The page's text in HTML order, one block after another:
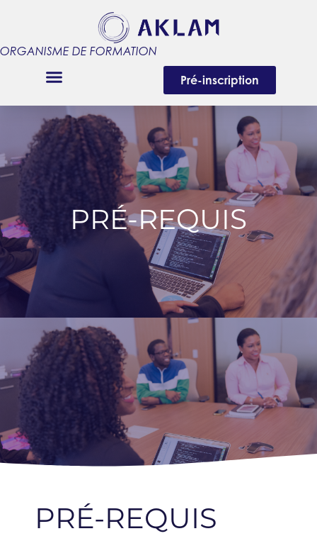
ORGANISME DE FORMATION
Pré-inscription
PRÉ-REQUIS
PRÉ-REQUIS